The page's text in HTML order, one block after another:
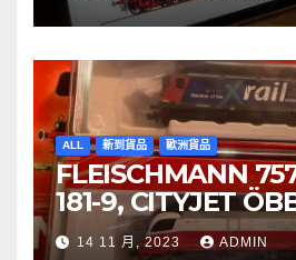
ALL 新到貨品 歐洲貨品
FLEISCHMANN
181-9, CITYJET
Re 620 088-5,
14 11 月, 2023 ADMIN